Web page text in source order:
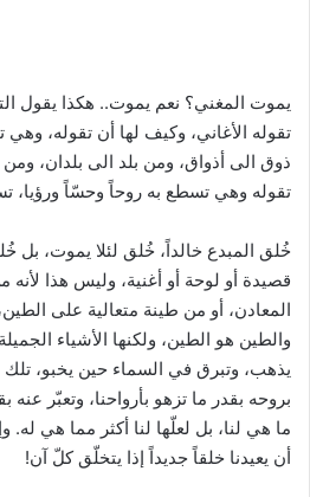
يموت المغني؟ نعم يموت.. هكذا يقول
تقوله الأغاني، وكيف لها أن تقوله، وهي
ذوق الى أذواق، ومن بلد الى بلدان،
تقوله وهي تسطع به روحاً وحسّاً ورؤيا،
خُلق المبدع خالداً، خُلق لئلا يموت،
قصيدة أو لوحة أو أغنية، وليس هذا
المعادن، أو من طينة متعالية على
والطين هو الطين، ولكنها الأشياء
يذهب، وتبرق في السماء حين يخبو، تلك
بروحه بقدر ما تزهو بأرواحنا، وتعبّر عنه
ما هي لنا، بل لعلّها لنا أكثر مما هي
أن يعيدنا خلقاً جديداً إذا يتخلّق كلّ آن!